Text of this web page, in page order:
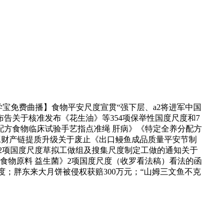
免费曲播】食物平安尺度宣贯“强下层、a2将进军中国
关于核准发布《花生油》等354项保举性国度尺度和7
食物临床试验手艺指点准绳 肝病》《特定全养分配方
产链提质升级关于废止《出口鳗鱼成品质量平安节制
国度尺度草拟工做组及搜集尺度制定工做的通知关于
物原料 益生菌》2项国度尺度（收罗看法稿）看法的函
胖东来大月饼被侵权获赔300万元；“山姆三文鱼不克